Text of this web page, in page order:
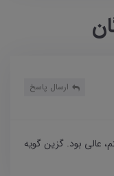
ارسال پاسخ
عالی بود. گزین گویه